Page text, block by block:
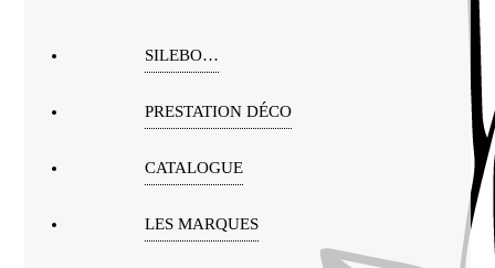
SILEBO…
PRESTATION DÉCO
CATALOGUE
LES MARQUES